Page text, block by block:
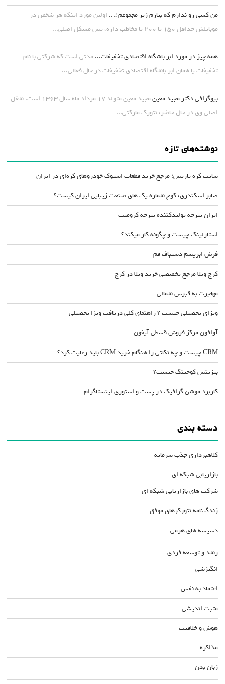
من کسی رو ندارم که بیارم زیر مجموعم !... اولین مورد اینکه هر شخص در
موبایلش حداقل ۱۵۰ تا ۲۰۰ تا مخاطب داره، پس مشکل اصلی...
همه چیز در مورد ابر باشگاه اقتصادی تخفیفات... مدتی است که شرکتی با نام
تخفیفات یا همان ابر باشگاه اقتصادی تخفیفات در حال فعالی...
بیوگرافی دکتر مجید معین
مجید معین متولد ۱۷ مرداد ماه سال ۱۳۶۳ است. شغل
اصلی وی در حال حاضر، نتورک مارکتی...
نوشته‌های تازه
سایت کره پارتس؛ مرجع خرید قطعات استوک خودروهای کره‌ای در ایران
صابر اسکندری، کوچ شماره یک های صنعت زیبایی ایران کیست؟
ایران تیرچه تولیدکننده تیرچه کرومیت
استارلینک چیست و چگونه کار میکند؟
فرش ابریشم دستباف قم
کرج ویلا مرجع تخصصی خرید ویلا در کرج
مهاجرت به قبرس شمالی
ویزای تحصیلی چیست ؟ راهنمای کلی دریافت ویزا تحصیلی
آوافون مرکز فروش قسطی آیفون
CRM چیست و چه نکاتی را هنگام خرید CRM باید رعایت کرد؟
بیزینس کوچینگ چیست؟
کاربرد موشن گرافیک در پست و استوری اینستاگرام
دسته بندی
کلاهبرداری جذب سرمایه
بازاریابی شبکه ای
شرکت های بازاریابی شبکه ای
زندگینامه نتورکرهای موفق
دسیسه های هرمی
رشد و توسعه فردی
انگیزشی
اعتماد به نفس
مثبت اندیشی
هوش و خلاقیت
مذاکره
زبان بدن